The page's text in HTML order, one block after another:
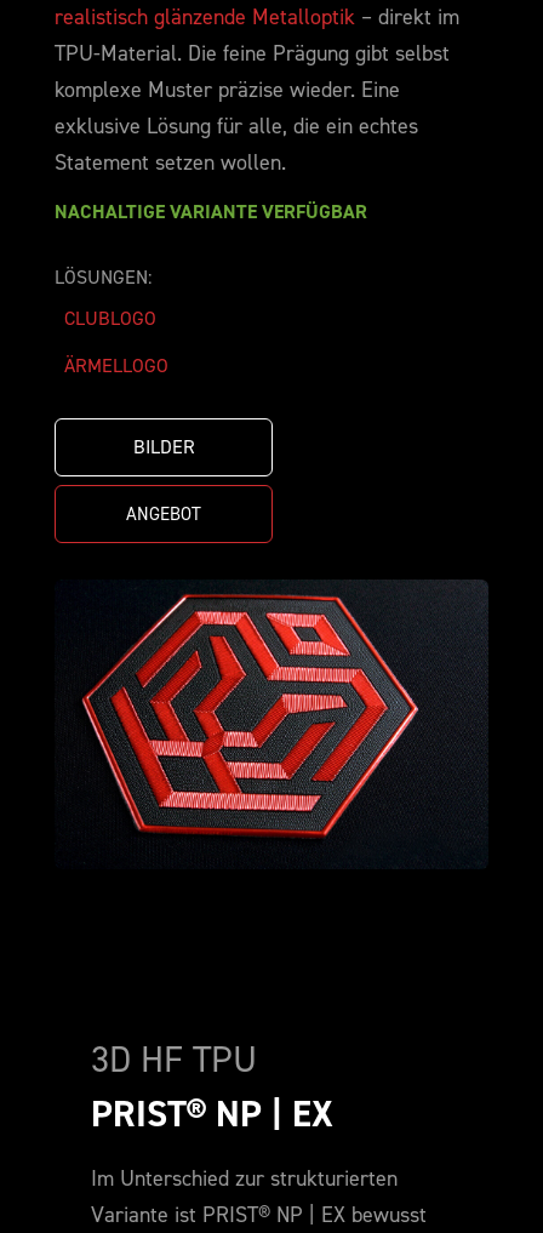
realistisch glänzende Metalloptik – direkt im
TPU-Material. Die feine Prägung gibt selbst
komplexe Muster präzise wieder. Eine
exklusive Lösung für alle, die ein echtes
Statement setzen wollen.
NACHALTIGE VARIANTE VERFÜGBAR
LÖSUNGEN:
CLUBLOGO
ÄRMELLOGO
BILDER
ANGEBOT
3D HF TPU
PRIST® NP | EX
Im Unterschied zur strukturierten
Variante ist PRIST® NP | EX bewusst